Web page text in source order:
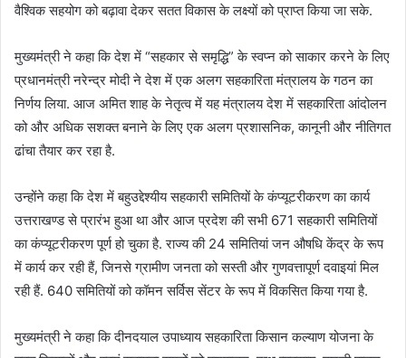
वैश्विक सहयोग को बढ़ावा देकर सतत विकास के लक्ष्यों को प्राप्त किया जा सके.
मुख्यमंत्री ने कहा कि देश में “सहकार से समृद्धि” के स्वप्न को साकार करने के लिए
प्रधानमंत्री नरेन्द्र मोदी ने देश में एक अलग सहकारिता मंत्रालय के गठन का
निर्णय लिया. आज अमित शाह के नेतृत्व में यह मंत्रालय देश में सहकारिता आंदोलन
को और अधिक सशक्त बनाने के लिए एक अलग प्रशासनिक, कानूनी और नीतिगत
ढांचा तैयार कर रहा है.
उन्होंने कहा कि देश में बहुउद्देश्यीय सहकारी समितियों के कंप्यूटरीकरण का कार्य
उत्तराखण्ड से प्रारंभ हुआ था और आज प्रदेश की सभी 671 सहकारी समितियों
का कंप्यूटरीकरण पूर्ण हो चुका है. राज्य की 24 समितियां जन औषधि केंद्र के रूप
में कार्य कर रही हैं, जिनसे ग्रामीण जनता को सस्ती और गुणवत्तापूर्ण दवाइयां मिल
रही हैं. 640 समितियों को कॉमन सर्विस सेंटर के रूप में विकसित किया गया है.
मुख्यमंत्री ने कहा कि दीनदयाल उपाध्याय सहकारिता किसान कल्याण योजना के